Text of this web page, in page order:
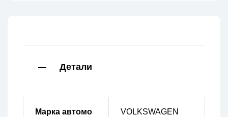
Детали
Марка автомо
VOLKSWAGEN